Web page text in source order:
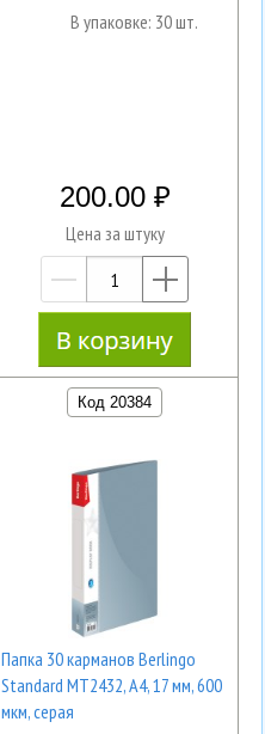
В упаковке: 30 шт.
200.00
Цена за штуку
—
Код 20384
Папка 30 карманов Berlingo
Standard MT2432, А4, 17 мм, 600
мкм, серая